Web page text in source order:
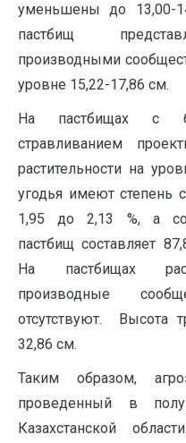
уменьшены до 13,00-
пастбищ
производными
уровне 15,22-17,86 см.
На пастбищах с
стравливанием
растительности на
угодья имеют степень
1,95 до 2,13 %, а
пастбищ составляет
На пастбищах
производные
отсутствуют. Высота
32,86 см.
Таким образом,
проведенный в
Казахстанской